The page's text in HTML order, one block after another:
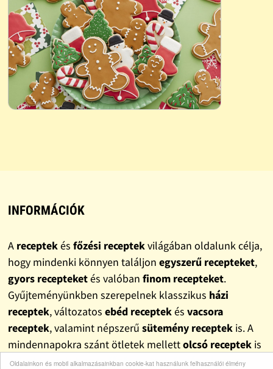
Oldalainkon és mobil alkalmazásainkban cookie-kat használunk felhasználói élmény
INFORMÁCIÓK
A receptekés főzési receptekvilágában oldalunk célja,
hogy mindenki könnyen találjon egyszerű recepteket,
gyors recepteketés valóban finom recepteket.
Gyűjteményünkben szerepelnek klasszikus házi
receptek, változatos ebéd receptekés vacsora
receptek, valamint népszerű sütemény receptekis. A
mindennapokra szánt ötletek mellettolcsó receptekis
helyet kaptak, hogy a főzés ne csak élmény, hanem